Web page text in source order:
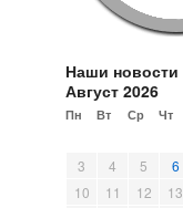
Наши новости
Август 2026
Пн Вт Ср Чт
3
4 5 6
10
11 12 13